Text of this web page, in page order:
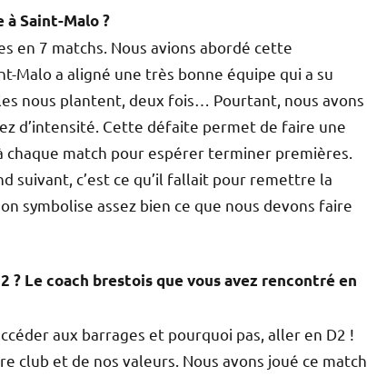
à Saint-Malo ?
en 7 matchs. Nous avions abordé cette
Malo a aligné une très bonne équipe qui a su
nous plantent, deux fois… Pourtant, nous avons
d’intensité. Cette défaite permet de faire une
match pour espérer terminer premières.
suivant, c’est ce qu’il fallait pour remettre la
symbolise assez bien ce que nous devons faire
? Le coach brestois que vous avez rencontré en
aux barrages et pourquoi pas, aller en D2 !
club et de nos valeurs. Nous avons joué ce match